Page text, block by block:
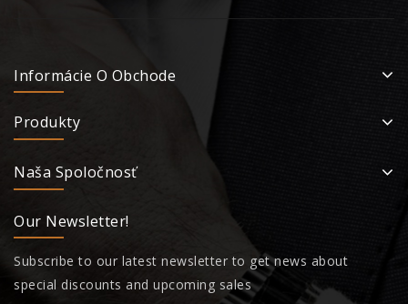
Informácie O Obchode
Produkty
Naša Spoločnosť
Our Newsletter!
Subscribe to our latest newsletter to get news about
special discounts and upcoming sales